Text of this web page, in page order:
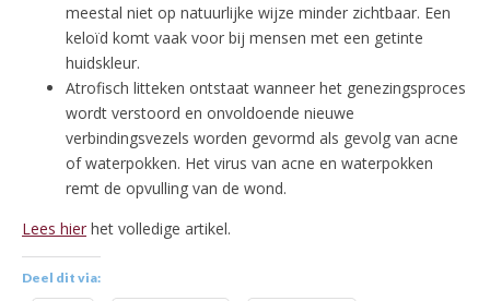
meestal niet op natuurlijke wijze minder zichtbaar. Een
keloïd komt vaak voor bij mensen met een getinte
huidskleur.
Atrofisch litteken ontstaat wanneer het genezingsproces
wordt verstoord en onvoldoende nieuwe
verbindingsvezels worden gevormd als gevolg van acne
of waterpokken. Het virus van acne en waterpokken
remt de opvulling van de wond.
Lees hier het volledige artikel.
Deel dit via: